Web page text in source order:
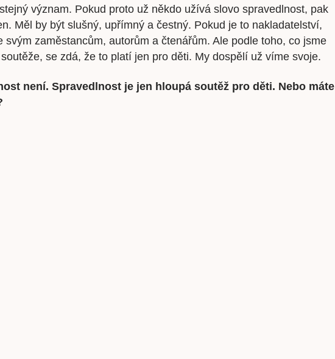
význam. Pokud proto už někdo užívá slovo spravedlnost, pak
Měl by být slušný, upřímný a čestný. Pokud je to nakladatelství,
svým zaměstancům, autorům a čtenářům. Ale podle toho, co jsme
se zdá, že to platí jen pro děti. My dospělí už víme svoje.
není. Spravedlnost je jen hloupá soutěž pro děti. Nebo máte